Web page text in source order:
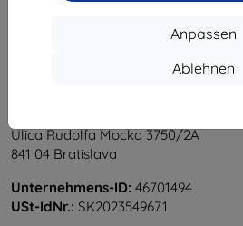
Anpassen
Ablehnen
Ulica Rudolfa Mocka 3750/2A
841 04 Bratislava
Unternehmens-ID: 46701494
USt-IdNr.: SK2023549671